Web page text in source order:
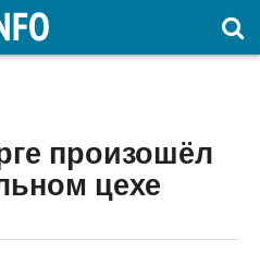
произошёл
цехе